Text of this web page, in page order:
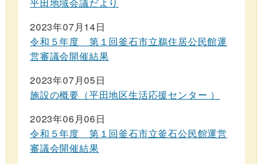
2023年07月14日
令和５年度 第１回釜石市立鵜住居公民館運
営審議会開催結果
2023年07月05日
施設の概要（平田地区生活応援センター ）
2023年06月06日
令和５年度 第１回釜石市立釜石公民館運営
審議会開催結果